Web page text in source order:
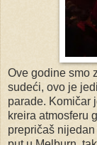
Ove godine smo
sudeći, ovo je
parade. Komičar
kreira atmosferu
prepričaš